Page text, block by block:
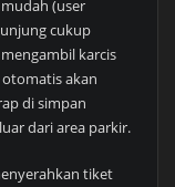
(user
cukup
karcis
akan
di simpan
dari area parkir.
tiket